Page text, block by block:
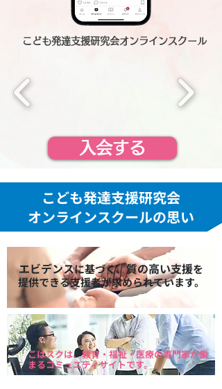
こども発達支援研究会オンラインスクール
入会する
こども発達支援研究会
オンラインスクールの思い
エビデンスに基づく、質の高い支援を
提供できる支援者が求められています。
こはスクは、教育・ 福祉・医療の専門家が集
まるコミュニティサイトです。